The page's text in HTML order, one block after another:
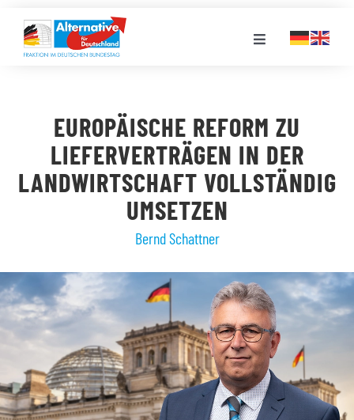
Inhalt
springen
Toggle
LANDESGRUPPEN
VERANSTALTUNGEN
STELLENPORTAL
MEDIATHEK
EUROPÄISCHE REFORM ZU
LIEFERVERTRÄGEN IN DER
LANDWIRTSCHAFT VOLLSTÄNDIG
UMSETZEN
Bernd Schattner